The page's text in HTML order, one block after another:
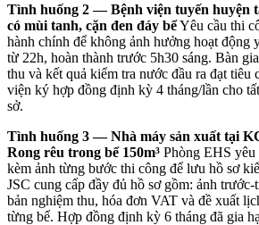
Tình huống 2 — Bệnh viện tuyến huyện
có mùi tanh, cặn đen đáy bểYêu cầu thi
hành chính để không ảnh hưởng hoạt động
từ 22h, hoàn thành trước 5h30 sáng. Bàn
thu và kết quả kiểm tra nước đầu ra đạt
viện ký hợp đồng định kỳ 4 tháng/lần cho
sở.
Tình huống 3 — Nhà máy sản xuất tại
Rong rêu trong bể 150m³ Phòng EHS yêu
kèm ảnh từng bước thi công để lưu hồ sơ
JSC cung cấp đầy đủ hồ sơ gồm: ảnh
bản nghiệm thu, hóa đơn VAT và đề xuất
từng bể. Hợp đồng định kỳ 6 tháng đã gia